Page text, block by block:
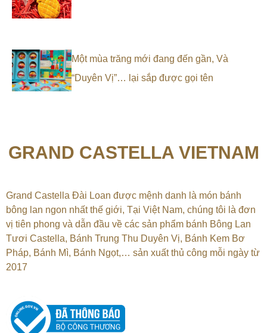
Một mùa trăng mới đang đến gần, Và
“Duyên Vị”… lại sắp được gọi tên
GRAND CASTELLA VIETNAM
Grand Castella Đài Loan được mệnh danh là món bánh
bông lan ngon nhất thế giới, Tại Việt Nam, chúng tôi là đơn
vị tiên phong và dẫn đầu về các sản phẩm bánh Bông Lan
Tươi Castella, Bánh Trung Thu Duyên Vị, Bánh Kem Bơ
Pháp, Bánh Mì, Bánh Ngọt,… sản xuất thủ công mỗi ngày từ
2017